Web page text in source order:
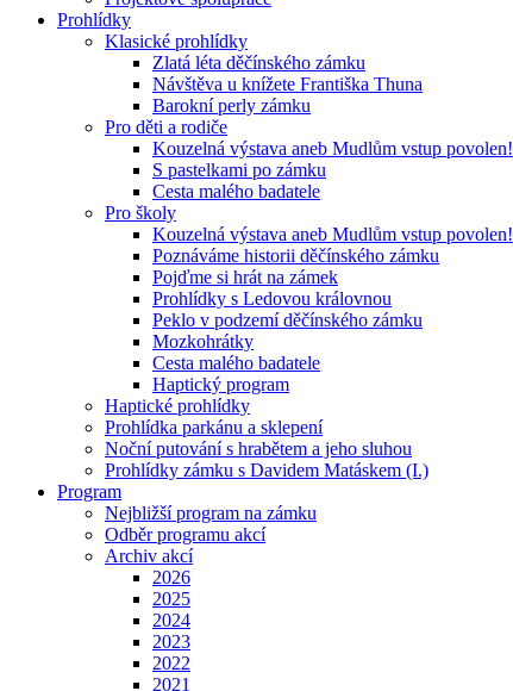
Prohlídky
Klasické prohlídky
Zlatá léta děčínského zámku
Návštěva u knížete Františka Thuna
Barokní perly zámku
Pro děti a rodiče
Kouzelná výstava aneb Mudlům vstup povolen!
S pastelkami po zámku
Cesta malého badatele
Pro školy
Kouzelná výstava aneb Mudlům vstup povolen!
Poznáváme historii děčínského zámku
Pojďme si hrát na zámek
Prohlídky s Ledovou královnou
Peklo v podzemí děčínského zámku
Mozkohrátky
Cesta malého badatele
Haptický program
Haptické prohlídky
Prohlídka parkánu a sklepení
Noční putování s hrabětem a jeho sluhou
Prohlídky zámku s Davidem Matáskem (I.)
Program
Nejbližší program na zámku
Odběr programu akcí
Archiv akcí
2026
2025
2024
2023
2022
2021